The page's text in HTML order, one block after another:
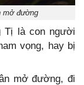
mở đường
Tị là con người
vọng, hay bị
mở đường, đi